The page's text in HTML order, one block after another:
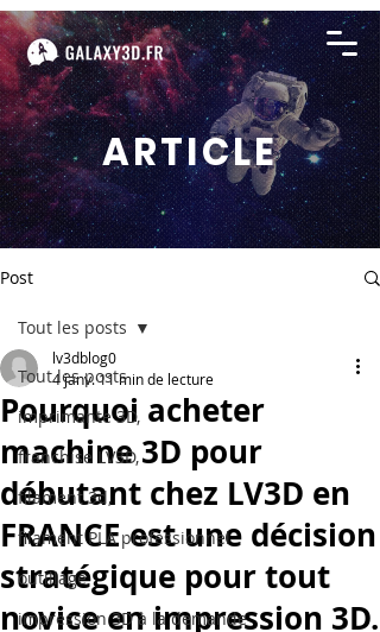
ARTICLE
Post
Tout les posts
imprimante 3D,
franchise LV3D,
filament 3d,
filament PLA professionnel
outillage
impression 3D à la demande
Tout les posts
Pourquoi acheter
machine 3D pour
débutant chez LV3D en
FRANCE est une décision
stratégique pour tout
novice en impression 3D.
lv3dblog0
4 janv.11 min de lecture